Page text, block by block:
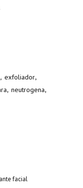
, exfoliador,
, neutrogena,
facial